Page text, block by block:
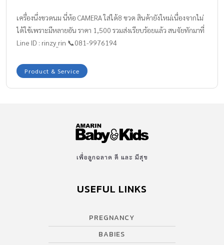
เครื่องนึ่งขวดนม นี่ห้อ CAMERA ใส่ได้8 ขวด สินค้ายังใหม่เนื่องจากไม่
ได้ใช้เพราะมีหลายอัน ราคา 1,500 รวมส่งเรียบร้อยแล้ว สนจัยทักมาที่
Line ID : rinzy_rin 📞081-9976194
Product & Service
เพื่อลูกฉลาด ดี และ มีสุข
USEFUL LINKS
PREGNANCY
BABIES